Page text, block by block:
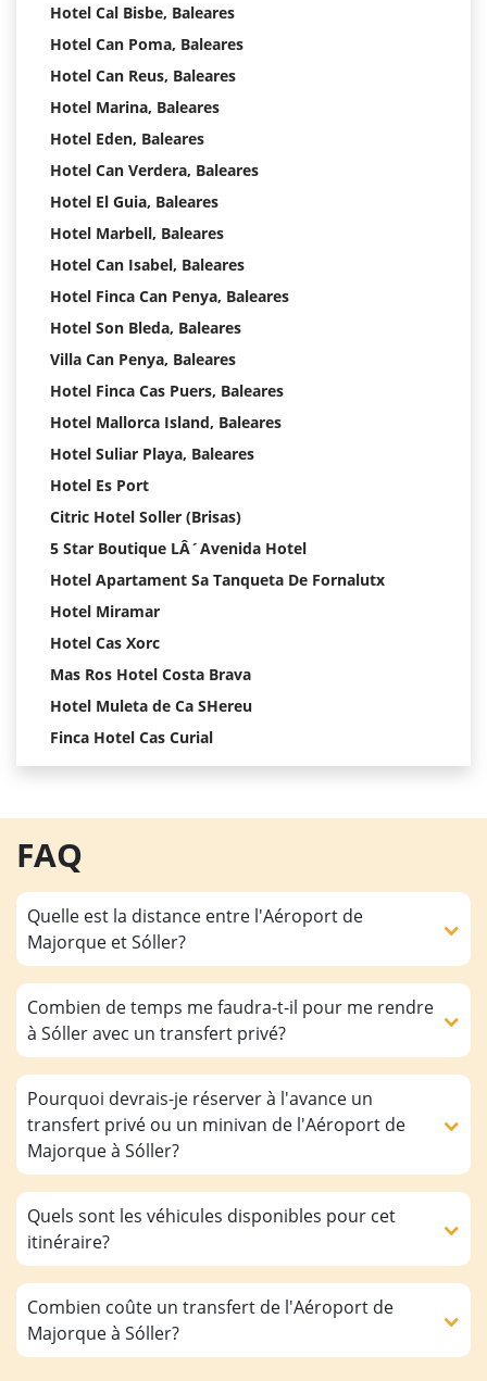
Hotel Cal Bisbe, Baleares
Hotel Can Poma, Baleares
Hotel Can Reus, Baleares
Hotel Marina, Baleares
Hotel Eden, Baleares
Hotel Can Verdera, Baleares
Hotel El Guia, Baleares
Hotel Marbell, Baleares
Hotel Can Isabel, Baleares
Hotel Finca Can Penya, Baleares
Hotel Son Bleda, Baleares
Villa Can Penya, Baleares
Hotel Finca Cas Puers, Baleares
Hotel Mallorca Island, Baleares
Hotel Suliar Playa, Baleares
Hotel Es Port
Citric Hotel Soller (Brisas)
5 Star Boutique LÂ´Avenida Hotel
Hotel Apartament Sa Tanqueta De Fornalutx
Hotel Miramar
Hotel Cas Xorc
Mas Ros Hotel Costa Brava
Hotel Muleta de Ca SHereu
Finca Hotel Cas Curial
FAQ
Quelle est la distance entre l'Aéroport de
Majorque et Sóller?
Combien de temps me faudra-t-il pour me rendre
à Sóller avec un transfert privé?
Pourquoi devrais-je réserver à l'avance un
transfert privé ou un minivan de l'Aéroport de
Majorque à Sóller?
Quels sont les véhicules disponibles pour cet
itinéraire?
Combien coûte un transfert de l'Aéroport de
Majorque à Sóller?